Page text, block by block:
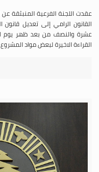
عقدت اللجنة الفرعية المنبثقة
القانون الرامي إلى تعديل قانون
القراءة الاخيرة لبعض مواد